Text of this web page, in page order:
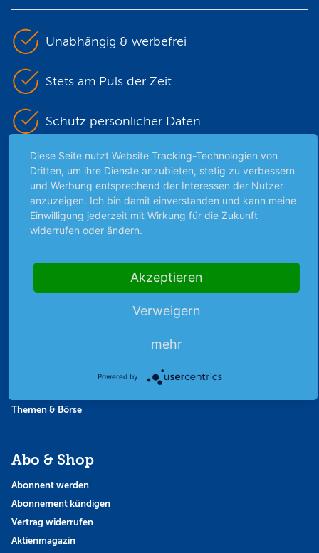
Unabhängig & werbefrei
Stets am Puls der Zeit
Schutz persönlicher Daten
Sicher mit SSL-Verschlüsselung
Highlights
Börsenbericht
Themen & Börse
Abo & Shop
Abonnent werden
Abonnement kündigen
Vertrag widerrufen
Aktienmagazin
Diese Seite nutzt Website Tracking-Technologien von
Dritten, um ihre Dienste anzubieten, stetig zu verbessern
und Werbung entsprechend der Interessen der Nutzer
anzuzeigen. Ich bin damit einverstanden und kann meine
Einwilligung jederzeit mit Wirkung für die Zukunft
widerrufen oder ändern.
Akzeptieren
Verweigern
mehr
Powered by